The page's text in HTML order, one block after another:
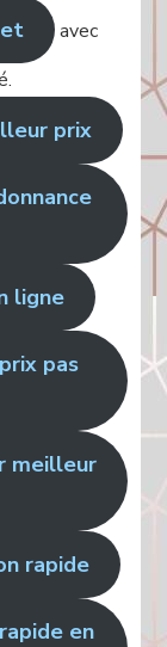
avec
prix
ligne
pas
meilleur
rapide
en